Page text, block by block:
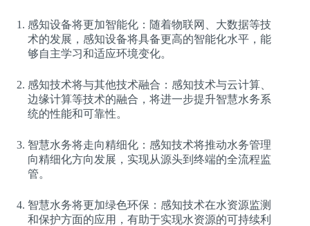
感知设备将更加智能化：随着物联网、大数据等技
术的发展，感知设备将具备更高的智能化水平，能
够自主学习和适应环境变化。
感知技术将与其他技术融合：感知技术与云计算、
边缘计算等技术的融合，将进一步提升智慧水务系
统的性能和可靠性。
智慧水务将走向精细化：感知技术将推动水务管理
向精细化方向发展，实现从源头到终端的全流程监
管。
智慧水务将更加绿色环保：感知技术在水资源监测
和保护方面的应用，有助于实现水资源的可持续利